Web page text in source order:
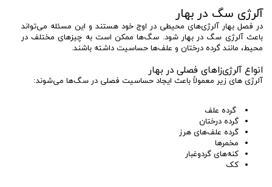
آلرژی سگ در بهار
در فصل بهار آلرژی‌های محیطی در اوج خود هستند و این مسئله می‌تواند
باعث آلرژی سگ در بهار شود. سگ‌ها ممکن است به چیزهای مختلف در
محیط، مانند گرده درختان و علف‌ها حساسیت داشته باشند.
انواع آلرژی‌زاهای فصلی در بهار
آلرژی های زیر معمولاً باعث ایجاد حساسیت فصلی در سگ‌ها می‌شوند:
گرده علف
گرده درختان
گرده علف‌های هرز
مخمرها
کنه‌های گردوغبار
کک